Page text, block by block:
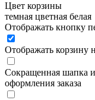
Цвет корзины
темная цветная белая
Отображать кнопку
Отображать корзину
Сокращенная шапка
оформления заказа